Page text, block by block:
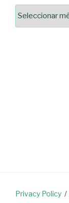
Privacy Policy